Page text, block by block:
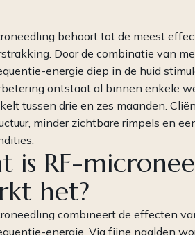
behoort tot de meest
Door de combinatie van
energie diep in de huid
ontstaat al binnen enkele
tussen drie en zes maanden.
minder zichtbare rimpels en
is RF-
het?
combineert de effecten
energie. Via fijne naalden